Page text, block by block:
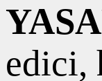
edici,